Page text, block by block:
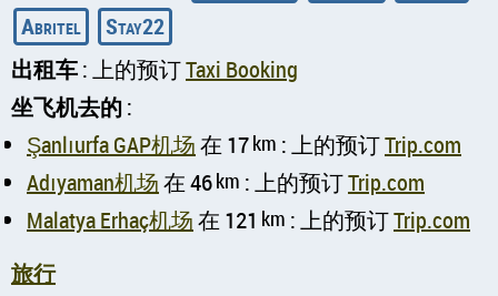
Abritel
Stay22
出租车: 上的预订Taxi Booking
坐飞机去的 :
Şanlıurfa GAP机场在 17km : 上的预订Trip.com
Adıyaman机场在 46km : 上的预订Trip.com
Malatya Erhaç机场在 121 km : 上的预订Trip.com
旅行